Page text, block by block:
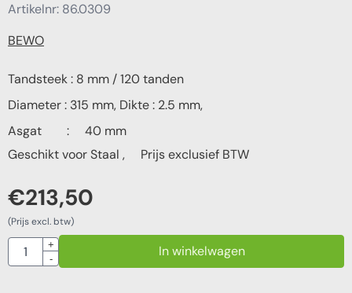
Artikelnr: 86.0309
BEWO
Tandsteek : 8 mm / 120 tanden
Diameter : 315 mm, Dikte : 2.5 mm,
Asgat : 40 mm
Geschikt voor Staal , Prijs exclusief BTW
€213,50
(Prijs excl. btw)
Aantal
+
-
In winkelwagen